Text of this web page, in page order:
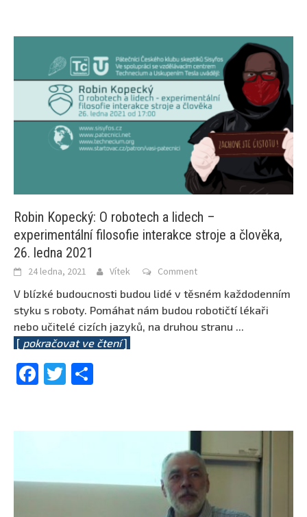
Robin Kopecký: O robotech a lidech –
experimentální filosofie interakce stroje a člověka,
26. ledna 2021
24 ledna, 2021 Vítek Comment
V blízké budoucnosti budou lidé v těsném každodenním
styku s roboty. Pomáhat nám budou robotičtí lékaři
nebo učitelé cizích jazyků, na druhou stranu ...
[ pokračovat ve čtení]
Facebook
Twitter